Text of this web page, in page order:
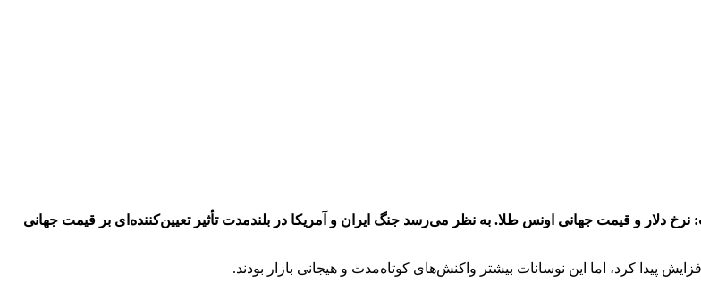
دلار و قیمت جهانی اونس طلا. به نظر می‌رسد جنگ ایران و آمریکا در بلندمدت تأثیر تعیین‌کننده‌ای بر قیمت جهانی
پیدا کرد، اما این نوسانات بیشتر واکنش‌های کوتاه‌مدت و هیجانی بازار بودند.